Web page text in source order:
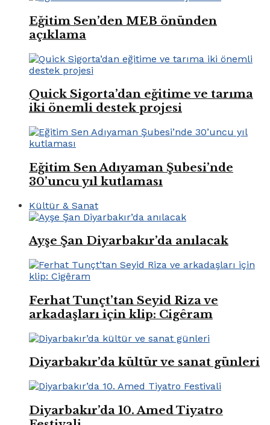
Eğitim Sen’den MEB önünden
açıklama
Quick Sigorta’dan eğitime ve tarıma
iki önemli destek projesi
Eğitim Sen Adıyaman Şubesi’nde
30’uncu yıl kutlaması
Kültür & Sanat
Ayşe Şan Diyarbakır’da anılacak
Ferhat Tunçt’tan Seyid Riza ve
arkadaşları için klip: Cigêram
Diyarbakır’da kültür ve sanat günleri
Diyarbakır’da 10. Amed Tiyatro